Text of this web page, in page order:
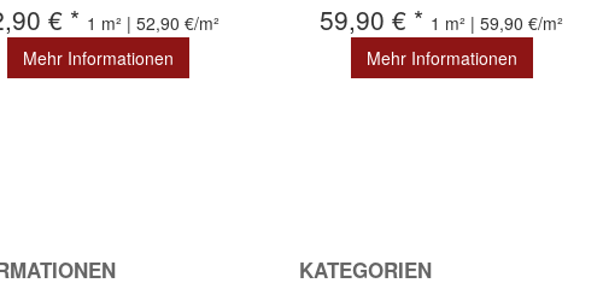
€ * 1 m² | 52,90 €/m²
Mehr Informationen
59,90 € * 1 m² | 59,90 €/m²
Mehr Informationen
KATEGORIEN